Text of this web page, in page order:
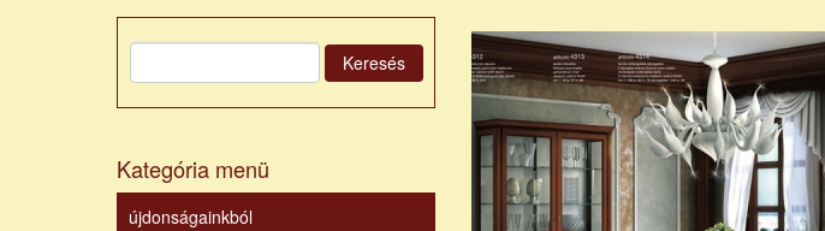
Keresés
Kategória menü
újdonságainkból